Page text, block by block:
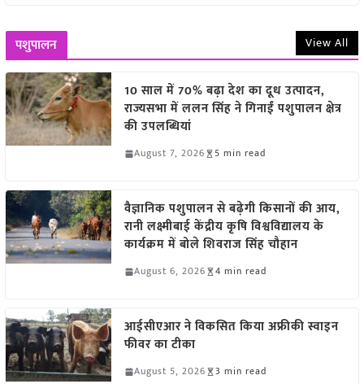
पशुपालन View All
10 साल में 70% बढ़ा देश का दूध उत्पादन,
राज्यसभा में ललन सिंह ने गिनाईं पशुपालन क्षेत्र
की उपलब्धियां
August 7, 2026 5 min read
वैज्ञानिक पशुपालन से बढ़ेगी किसानों की आय,
रानी लक्ष्मीबाई केंद्रीय कृषि विश्वविद्यालय के
कार्यक्रम में बोले शिवराज सिंह चौहान
August 6, 2026 4 min read
आईसीएआर ने विकसित किया अफ्रीकी स्वाइन
फीवर का टीका
August 5, 2026 3 min read